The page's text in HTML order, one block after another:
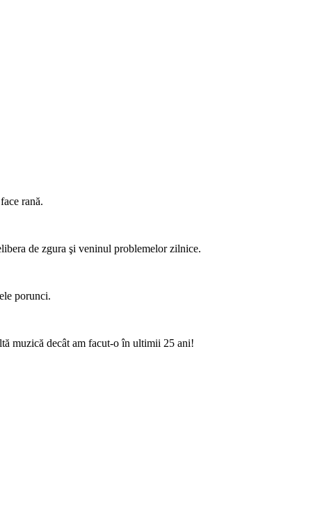
rană.
de zgura şi veninul problemelor zilnice.
porunci.
muzică decât am facut-o în ultimii 25 ani!